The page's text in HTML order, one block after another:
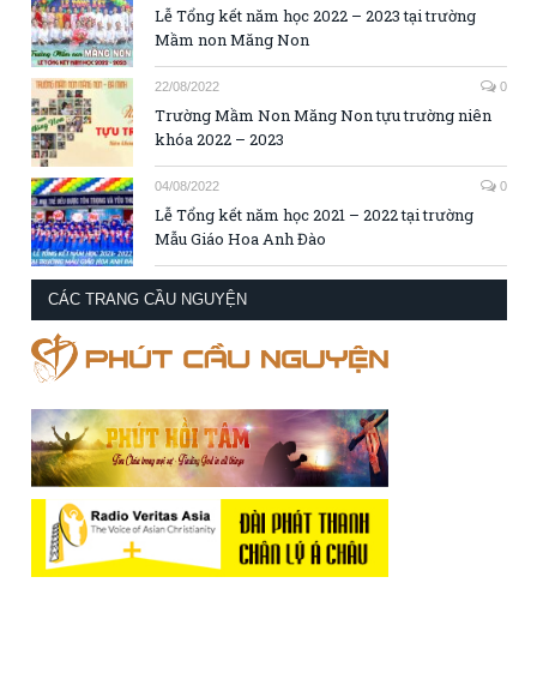
Lễ Tổng kết năm học 2022 – 2023 tại trường
Mầm non Măng Non
22/08/2022 0
Trường Mầm Non Măng Non tựu trường niên
khóa 2022 – 2023
04/08/2022 0
Lễ Tổng kết năm học 2021 – 2022 tại trường
Mẫu Giáo Hoa Anh Đào
CÁC TRANG CẦU NGUYỆN